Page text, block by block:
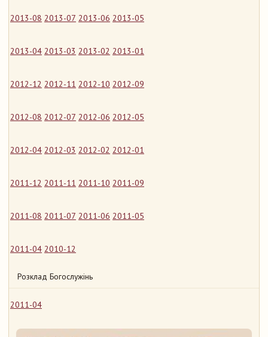
2013-08 2013-07 2013-06 2013-05
2013-04 2013-03 2013-02 2013-01
2012-12 2012-11 2012-10 2012-09
2012-08 2012-07 2012-06 2012-05
2012-04 2012-03 2012-02 2012-01
2011-12 2011-11 2011-10 2011-09
2011-08 2011-07 2011-06 2011-05
2011-04 2010-12
Розклад Богослужінь
2011-04